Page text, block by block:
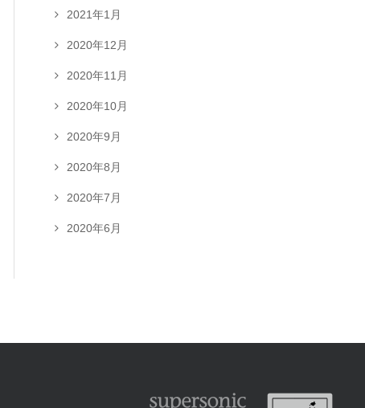
2021年1月
2020年12月
2020年11月
2020年10月
2020年9月
2020年8月
2020年7月
2020年6月